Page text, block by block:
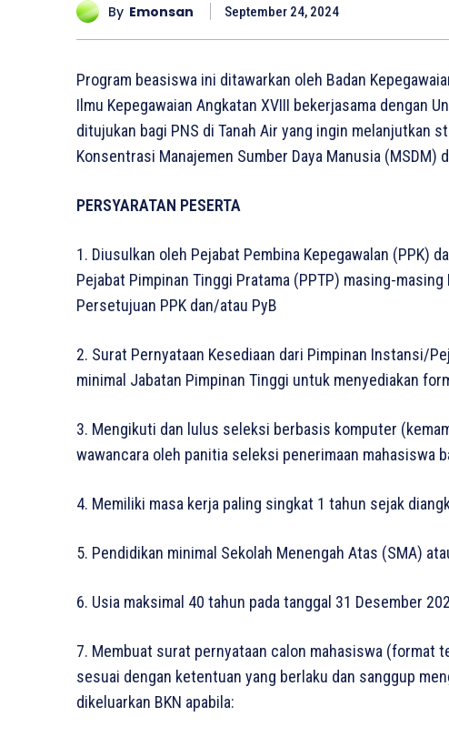
By Emonsan September 24, 2024
Program beasiswa ini ditawarkan oleh Badan
Ilmu Kepegawaian Angkatan XVIII bekerjasama dengan
ditujukan bagi PNS di Tanah Air yang ingin melanjutkan
Konsentrasi Manajemen Sumber Daya Manusia (MSDM)
PERSYARATAN PESERTA
1. Diusulkan oleh Pejabat Pembina Kepegawalan (PPK)
Pejabat Pimpinan Tinggi Pratama (PPTP) masing-
Persetujuan PPK dan/atau PyB
2. Surat Pernyataan Kesediaan dari Pimpinan Instansi/
minimal Jabatan Pimpinan Tinggi untuk menyediakan
3. Mengikuti dan lulus seleksi berbasis komputer
wawancara oleh panitia seleksi penerimaan mahasiswa
4. Memiliki masa kerja paling singkat 1 tahun sejak
5. Pendidikan minimal Sekolah Menengah Atas (SMA)
6. Usia maksimal 40 tahun pada tanggal 31 Desember
7. Membuat surat pernyataan calon mahasiswa (format
sesuai dengan ketentuan yang berlaku dan sanggup
dikeluarkan BKN apabila: